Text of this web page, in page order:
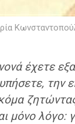
έχετε
την
μόνο λόγο: